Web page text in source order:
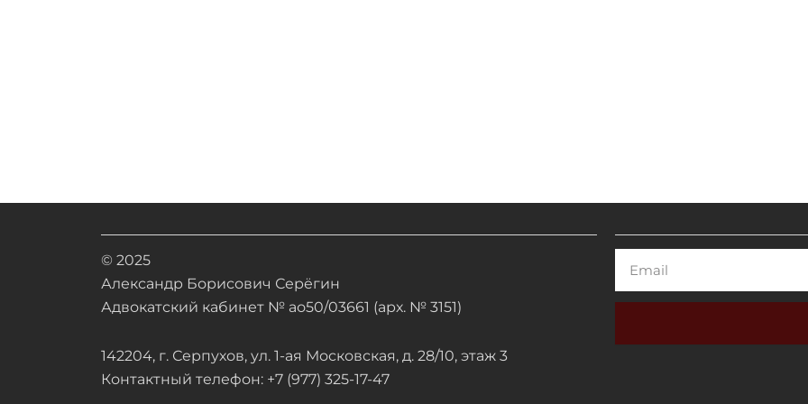
© 2025
Александр Борисович Серёгин
Адвокатский кабинет № ао50/03661 (арх. № 3151)
142204, г. Серпухов, ул. 1-ая Московская, д. 28/10, этаж 3
Контактный телефон: +7 (977) 325-17-47